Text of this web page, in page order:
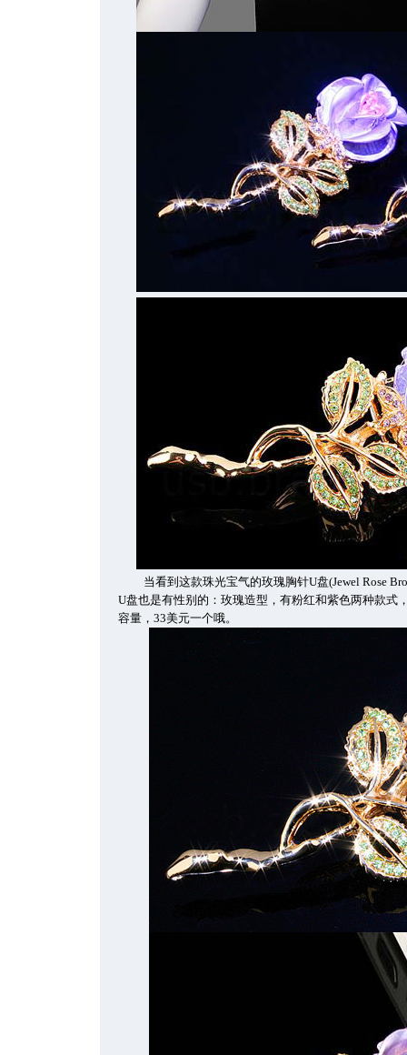
当看到这款珠光宝气的玫瑰胸针U盘(Jewel Rose
U盘也是有性别的：玫瑰造型，有粉红和紫色两种款式
容量，33美元一个哦。